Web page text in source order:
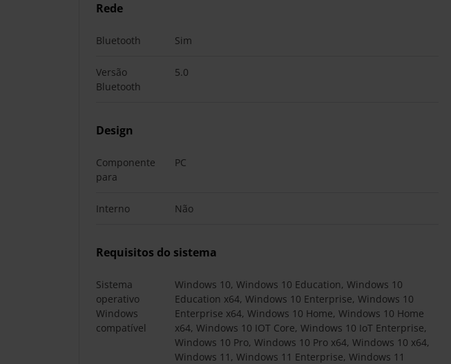
Rede
Bluetooth Sim
Versão
Bluetooth
5.0
Design
Componente
para
PC
Interno Não
Requisitos do sistema
Sistema
operativo
Windows
compatível
Windows 10, Windows 10 Education, Windows 10
Education x64, Windows 10 Enterprise, Windows 10
Enterprise x64, Windows 10 Home, Windows 10 Home
x64, Windows 10 IOT Core, Windows 10 IoT Enterprise,
Windows 10 Pro, Windows 10 Pro x64, Windows 10 x64,
Windows 11, Windows 11 Enterprise, Windows 11